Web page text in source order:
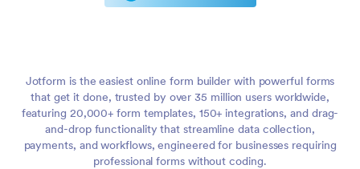
Jotform is the easiest online form builder with powerful forms
that get it done, trusted by over 35 million users worldwide,
featuring 20,000+ form templates, 150+ integrations, and drag-
and-drop functionality that streamline data collection,
payments, and workflows, engineered for businesses requiring
professional forms without coding.